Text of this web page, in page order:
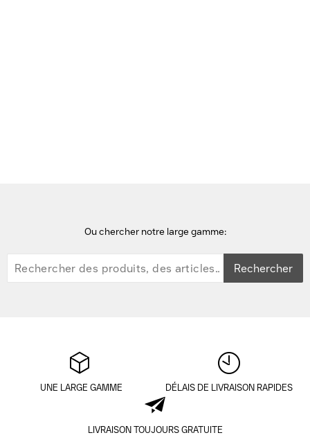
Ou chercher notre large gamme:
Rechercher
UNE LARGE GAMME DÉLAIS DE LIVRAISON RAPIDES
LIVRAISON TOUJOURS GRATUITE